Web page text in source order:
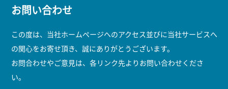
お問い合わせ
この度は、当社ホームページへのアクセス並びに当社サービスへ
の関心をお寄せ頂き、誠にありがとうございます。
お問合わせやご意見は、各リンク先よりお問い合わせくださ
い。